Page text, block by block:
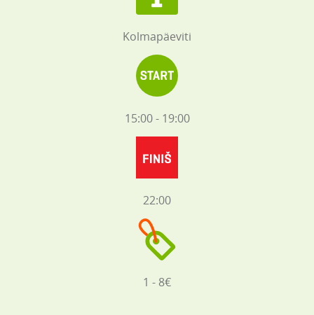
Kolmapäeviti
15:00 - 19:00
22:00
1 - 8€